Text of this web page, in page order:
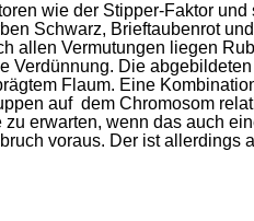
wie der Stipper-Faktor und
Schwarz, Brieftaubenrot
allen Vermutungen liegen
Verdünnung. Die
Flaum. Eine
auf dem Chromosom
erwarten, wenn das auch
voraus. Der ist allerdings